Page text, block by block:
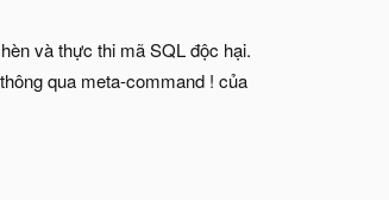
và thực thi mã SQL độc hại.
qua meta-command ! của